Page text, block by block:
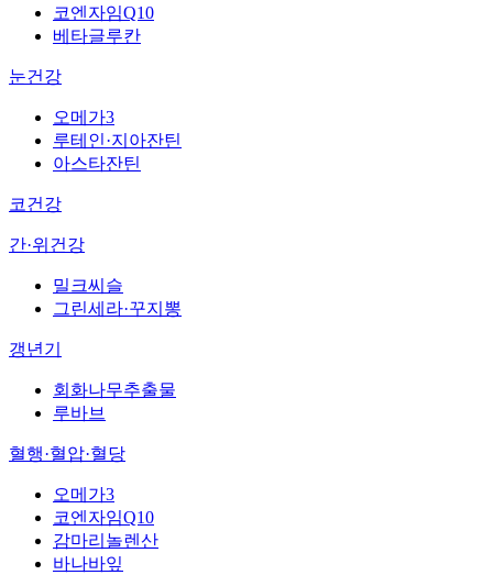
코엔자임Q10
베타글루칸
눈건강
오메가3
루테인·지아잔틴
아스타잔틴
코건강
간·위건강
밀크씨슬
그린세라·꾸지뽕
갱년기
회화나무추출물
루바브
혈행·혈압·혈당
오메가3
코엔자임Q10
감마리놀렌산
바나바잎